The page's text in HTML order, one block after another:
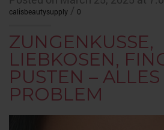
calisbeautysupply / 0
ZUNGENKUSSE,
LIEBKOSEN,
PUSTEN –
PROBLEM